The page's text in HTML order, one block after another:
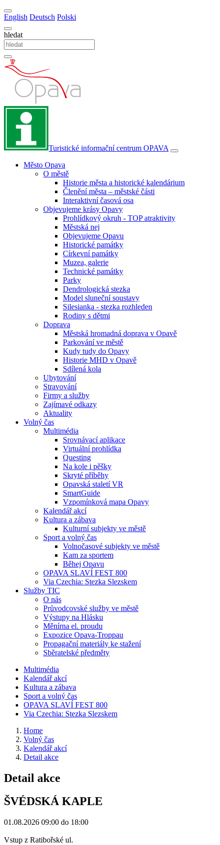
English Deutsch Polski
hledat
Turistické informační centrum OPAVA
Město Opava
O městě
Historie města a historické kalendárium
Členění města – městské části
Interaktivní časová osa
Objevujeme krásy Opavy
Prohlídkový okruh - TOP atraktivity
Městská nej
Objevujeme Opavu
Historické památky
Církevní památky
Muzea, galerie
Technické památky
Parky
Dendrologická stezka
Model sluneční soustavy
Silesianka - stezka rozhleden
Rodiny s dětmi
Doprava
Městská hromadná doprava v Opavě
Parkování ve městě
Kudy tudy do Opavy
Historie MHD v Opavě
Sdílená kola
Ubytování
Stravování
Firmy a služby
Zajímavé odkazy
Aktuality
Volný čas
Multimédia
Srovnávací aplikace
Virtuální prohlídka
Questing
Na kole i pěšky
Skryté příběhy
Opavská staletí VR
SmartGuide
Vzpomínková mapa Opavy
Kalendář akcí
Kultura a zábava
Kulturní subjekty ve městě
Sport a volný čas
Volnočasové subjekty ve městě
Kam za sportem
Běhej Opavu
OPAVA SLAVÍ FEST 800
Via Czechia: Stezka Slezskem
Služby TIC
O nás
Průvodcovské služby ve městě
Výstupy na Hlásku
Měnírna el. proudu
Expozice Opava-Troppau
Propagační materiály ke stažení
Sběratelské předměty
Multimédia
Kalendář akcí
Kultura a zábava
Sport a volný čas
OPAVA SLAVÍ FEST 800
Via Czechia: Stezka Slezskem
Home
Volný čas
Kalendář akcí
Detail akce
Detail akce
ŠVÉDSKÁ KAPLE
01.08.2026 09:00 do 18:00
Vstup z Ratibořské ul.